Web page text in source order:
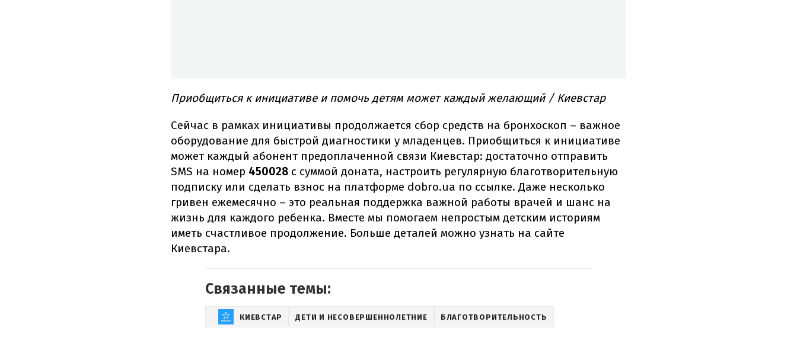
Приобщиться к инициативе и помочь детям может каждый желающий / Киевстар
Сейчас в рамках инициативы продолжается сбор средств на бронхоскоп – важное
оборудование для быстрой диагностики у младенцев. Приобщиться к инициативе
может каждый абонент предоплаченной связи Киевстар: достаточно отправить
SMS на номер 450028 с суммой доната, настроить регулярную благотворительную
подписку или сделать взнос на платформе dobro.ua по ссылке. Даже несколько
гривен ежемесячно – это реальная поддержка важной работы врачей и шанс на
жизнь для каждого ребенка. Вместе мы помогаем непростым детским историям
иметь счастливое продолжение. Больше деталей можно узнать на сайте
Киевстара.
Связанные темы:
КИЕВСТАР ДЕТИ И НЕСОВЕРШЕННОЛЕТНИЕ БЛАГОТВОРИТЕЛЬНОСТЬ